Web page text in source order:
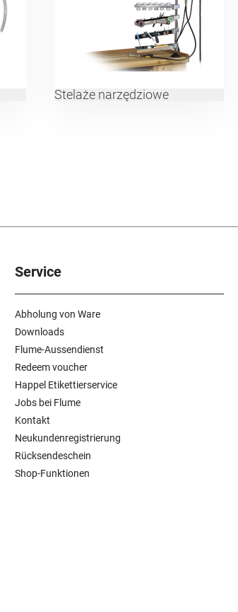
Stelaże narzędziowe
Service
Abholung von Ware
Downloads
Flume-Aussendienst
Redeem voucher
Happel Etikettierservice
Jobs bei Flume
Kontakt
Neukundenregistrierung
Rücksendeschein
Shop-Funktionen